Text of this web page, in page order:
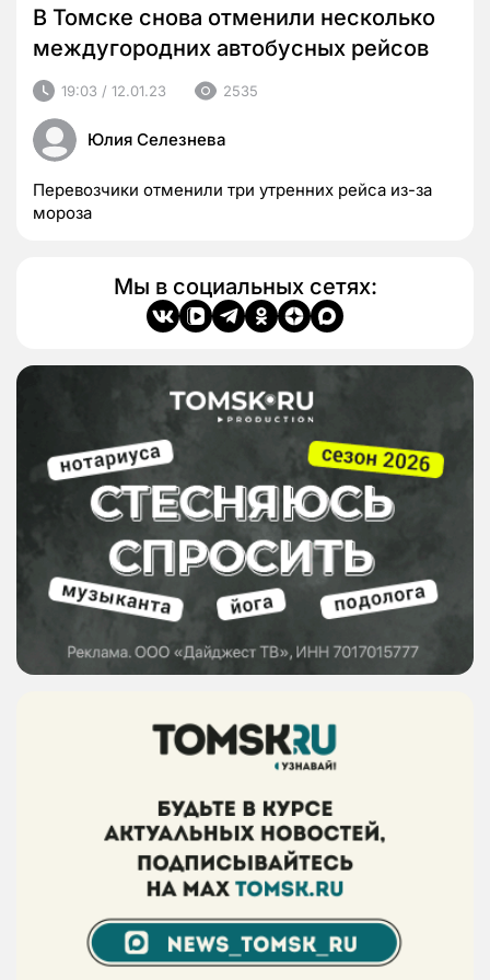
В Томске снова отменили несколько
междугородних автобусных рейсов
19:03 / 12.01.23 2535
Юлия Селезнева
Перевозчики отменили три утренних рейса из-за
мороза
Мы в социальных сетях: